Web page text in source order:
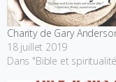
Charity de Gary
18 juillet 2019
Dans "Bible et